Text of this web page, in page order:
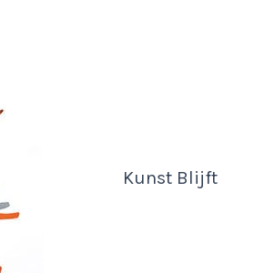
Kunst Blijft